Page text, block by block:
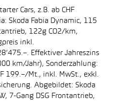
Cars, z.B. ab CHF
Skoda Fabia Dynamic, 115
122g CO2/km,
inkl.
Effektiver Jahreszins
km/Jahr), Sonderzahlung:
199.–/Mt., inkl. MwSt., exkl.
Abgebildet: Skoda
7-Gang DSG Frontantrieb,